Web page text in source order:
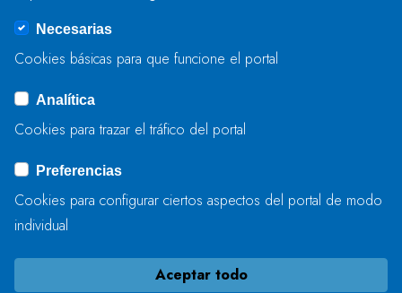
Se produjo un error al cargar el campo
ENVIAR
Necesarias
Cookies básicas para que funcione el portal
Analítica
Cookies para trazar el tráfico del portal
Preferencias
Cookies para configurar ciertos aspectos del portal de modo
individual
Aceptar todo